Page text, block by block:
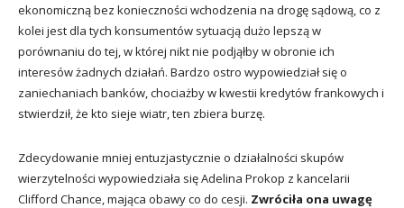
ekonomiczną bez konieczności wchodzenia na drogę sądową, co z
kolei jest dla tych konsumentów sytuacją dużo lepszą w
porównaniu do tej, w której nikt nie podjąłby w obronie ich
interesów żadnych działań. Bardzo ostro wypowiedział się o
zaniechaniach banków, chociażby w kwestii kredytów frankowych i
stwierdził, że kto sieje wiatr, ten zbiera burzę.
Zdecydowanie mniej entuzjastycznie o działalności skupów
wierzytelności wypowiedziała się Adelina Prokop z kancelarii
Clifford Chance, mająca obawy co do cesji. Zwróciła ona uwagę